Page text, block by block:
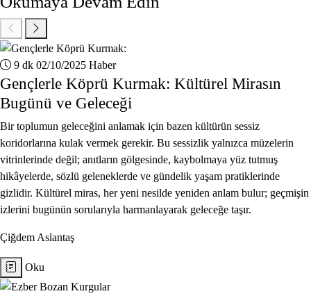
9 dk 02/10/2025 Haber
Gençlerle Köprü Kurmak: Kültürel Mirasın
Bugünü ve Geleceği
Bir toplumun geleceğini anlamak için bazen kültürün sessiz
koridorlarına kulak vermek gerekir. Bu sessizlik yalnızca müzelerin
vitrinlerinde değil; anıtların gölgesinde, kaybolmaya yüz tutmuş
hikâyelerde, sözlü geleneklerde ve gündelik yaşam pratiklerinde
gizlidir. Kültürel miras, her yeni nesilde yeniden anlam bulur; geçmişin
izlerini bugünün sorularıyla harmanlayarak geleceğe taşır.
Çiğdem Aslantaş
Oku